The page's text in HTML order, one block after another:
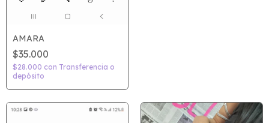
AMARA
$35.000
$28.000 con Transferencia o
depósito